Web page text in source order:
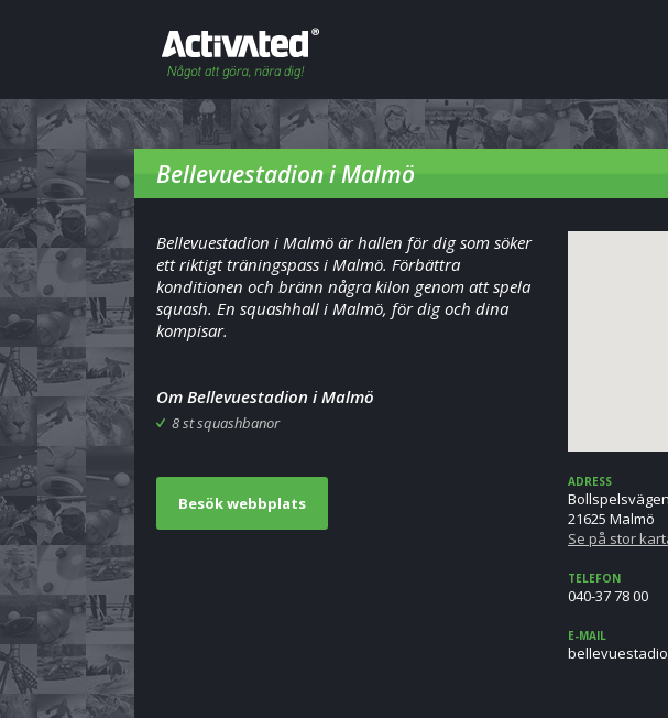
Bellevuestadion i Malmö
Bellevuestadion i Malmö är hallen för dig som söker
ett riktigt träningspass i Malmö. Förbättra
konditionen och bränn några kilon genom att spela
squash. En squashhall i Malmö, för dig och dina
kompisar.
Om Bellevuestadion i Malmö
8 st squashbanor
Besök webbplats
ADRESS
21625 Malmö
Se på stor
TELEFON
040-37 78 00
E-MAIL